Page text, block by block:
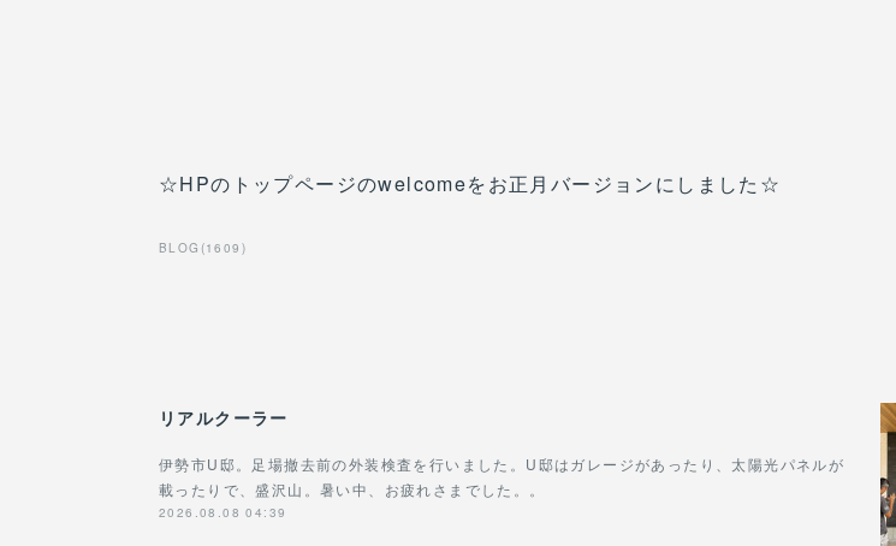
☆HPのトップページのwelcomeをお正月バージョンにしました☆
BLOG (1609 )
リアルクーラー
伊勢市U邸。足場撤去前の外装検査を行いました。U邸はガレージがあったり、太陽光パネルが
載ったりで、盛沢山。暑い中、お疲れさまでした。。
2026.08.08 04:39